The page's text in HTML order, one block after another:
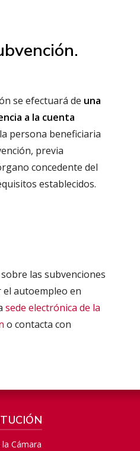
se efectuará de una
a la cuenta
persona beneficiaria
previa
concedente del
establecidos.
las subvenciones
autoempleo en
sede electrónica de la
o contacta con
Cámara